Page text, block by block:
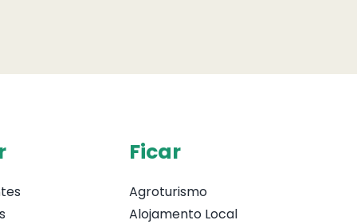
Ficar
Agroturismo
Alojamento Local